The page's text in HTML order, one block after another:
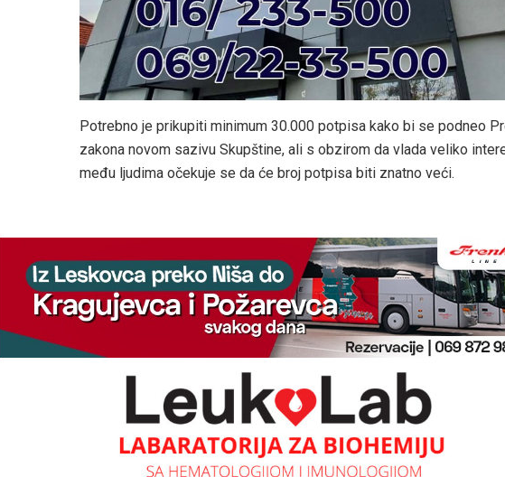
Potrebno je prikupiti minimum 30.000 potpisa kako bi se podneo
zakona novom sazivu Skupštine, ali s obzirom da vlada veliko
među ljudima očekuje se da će broj potpisa biti znatno veći.